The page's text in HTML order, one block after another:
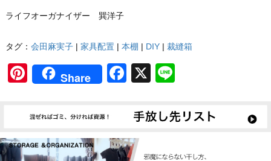
ライフオーガナイザー 巽洋子
タグ： 会田麻実子| 家具配置| 本棚 | DIY| 裁縫箱
Pinterest
Share Facebook
X